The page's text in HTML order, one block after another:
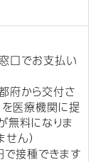
口でお支払い
府から交付さ
を医療機関に提
無料になりま
ん）
で接種できます